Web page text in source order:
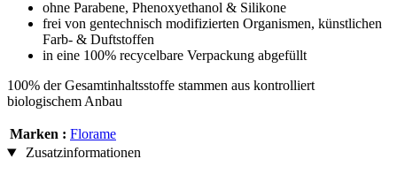
ohne Parabene, Phenoxyethanol & Silikone
frei von gentechnisch modifizierten Organismen, künstlichen
Farb- & Duftstoffen
in eine 100% recycelbare Verpackung abgefüllt
100% der Gesamtinhaltsstoffe stammen aus kontrolliert
biologischem Anbau
Marken : Florame
Zusatzinformationen